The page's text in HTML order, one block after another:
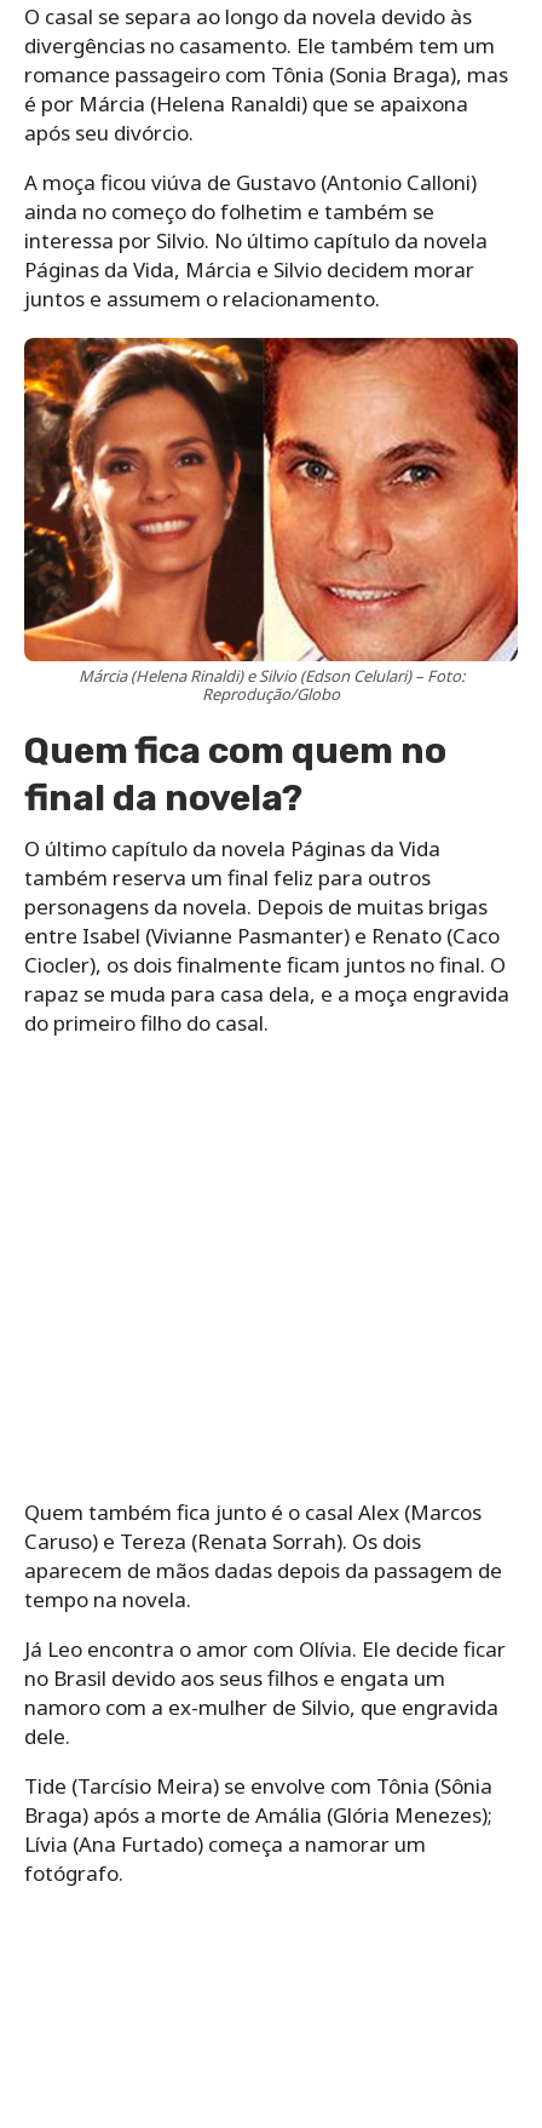
O casal se separa ao longo da novela devido às
divergências no casamento. Ele também tem um
romance passageiro com Tônia (Sonia Braga), mas
é por Márcia (Helena Ranaldi) que se apaixona
após seu divórcio.
A moça ficou viúva de Gustavo (Antonio Calloni)
ainda no começo do folhetim e também se
interessa por Silvio. No último capítulo da novela
Páginas da Vida, Márcia e Silvio decidem morar
juntos e assumem o relacionamento.
Márcia (Helena Rinaldi) e Silvio (Edson Celulari) – Foto:
Reprodução/Globo
Quem fica com quem no
final da novela?
O último capítulo da novela Páginas da Vida
também reserva um final feliz para outros
personagens da novela. Depois de muitas brigas
entre Isabel (Vivianne Pasmanter) e Renato (Caco
Ciocler), os dois finalmente ficam juntos no final. O
rapaz se muda para casa dela, e a moça engravida
do primeiro filho do casal.
Quem também fica junto é o casal Alex (Marcos
Caruso) e Tereza (Renata Sorrah). Os dois
aparecem de mãos dadas depois da passagem de
tempo na novela.
Já Leo encontra o amor com Olívia. Ele decide ficar
no Brasil devido aos seus filhos e engata um
namoro com a ex-mulher de Silvio, que engravida
dele.
Tide (Tarcísio Meira) se envolve com Tônia (Sônia
Braga) após a morte de Amália (Glória Menezes);
Lívia (Ana Furtado) começa a namorar um
fotógrafo.